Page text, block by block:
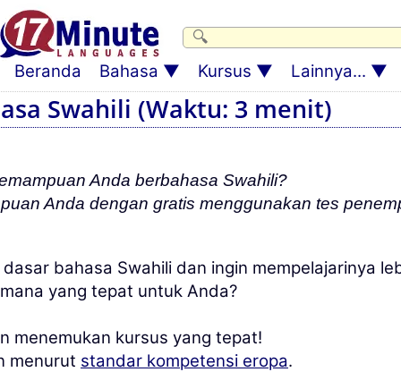
Beranda Bahasa Kursus Lainnya...
Swahili (Waktu: 3 menit)
Anda berbahasa Swahili?
Anda dengan gratis menggunakan tes
bahasa Swahili dan ingin mempelajarinya
yang tepat untuk Anda?
menemukan kursus yang tepat!
menurut standar kompetensi eropa.